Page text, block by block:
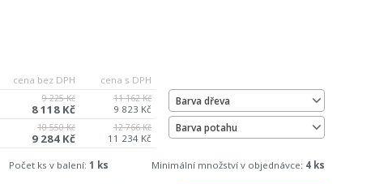
cena bez DPH
cena s DPH
9 225 Kč
8 118 Kč
11 162 Kč
9 823 Kč
10 550 Kč
9 284 Kč
12 766 Kč
11 234 Kč
Barva dřeva
Barva potahu
Počet ks v balení: 1 ks Minimální množství v objednávce: 4 ks